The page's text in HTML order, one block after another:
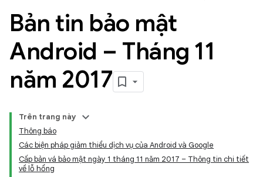
Bản tin bảo mật
Android – Tháng 11
năm 2017
Trên trang này
Thông báo
Các biện pháp giảm thiểu dịch vụ của Android và Google
Cấp bản vá bảo mật ngày 1 tháng 11 năm 2017 – Thông tin chi tiết
về lỗ hổng